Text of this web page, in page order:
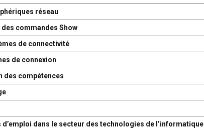
réseau
commandes Show
de connectivité
de connexion
des compétences
dans le secteur des technologies de l’informatique